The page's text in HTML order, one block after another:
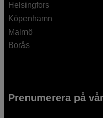
Helsingfors
Köpenhamn
Malmö
Borås
Prenumerera på